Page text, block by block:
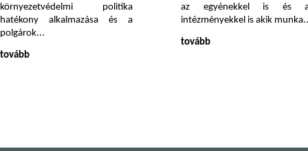
környezetvédelmi politika
hatékony alkalmazása és a
polgárok...
tovább
az egyénekkel is és
intézményekkel is akik
tovább